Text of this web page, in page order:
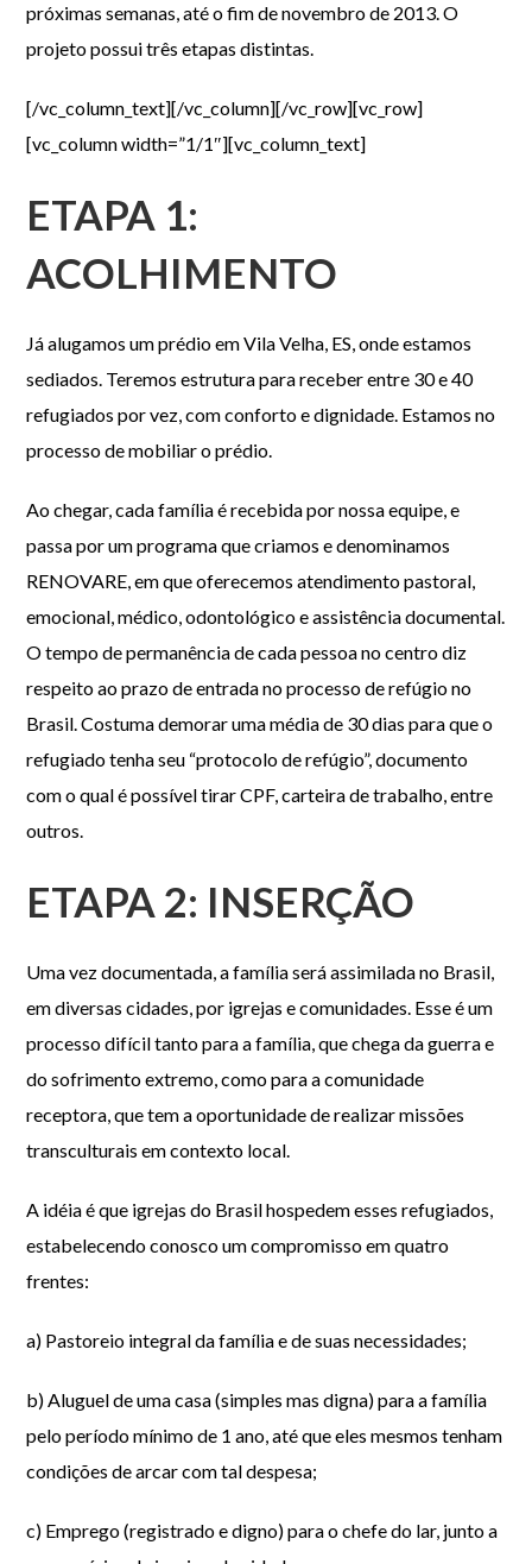
próximas semanas, até o fim de novembro de 2013. O
projeto possui três etapas distintas.
[/vc_column_text][/vc_column][/vc_row][vc_row]
[vc_column width=”1/1″][vc_column_text]
ETAPA 1:
ACOLHIMENTO
Já alugamos um prédio em Vila Velha, ES, onde estamos
sediados. Teremos estrutura para receber entre 30 e 40
refugiados por vez, com conforto e dignidade. Estamos no
processo de mobiliar o prédio.
Ao chegar, cada família é recebida por nossa equipe, e
passa por um programa que criamos e denominamos
RENOVARE, em que oferecemos atendimento pastoral,
emocional, médico, odontológico e assistência documental.
O tempo de permanência de cada pessoa no centro diz
respeito ao prazo de entrada no processo de refúgio no
Brasil. Costuma demorar uma média de 30 dias para que o
refugiado tenha seu “protocolo de refúgio”, documento
com o qual é possível tirar CPF, carteira de trabalho, entre
outros.
ETAPA 2: INSERÇÃO
Uma vez documentada, a família será assimilada no Brasil,
em diversas cidades, por igrejas e comunidades. Esse é um
processo difícil tanto para a família, que chega da guerra e
do sofrimento extremo, como para a comunidade
receptora, que tem a oportunidade de realizar missões
transculturais em contexto local.
A idéia é que igrejas do Brasil hospedem esses refugiados,
estabelecendo conosco um compromisso em quatro
frentes:
a) Pastoreio integral da família e de suas necessidades;
b) Aluguel de uma casa (simples mas digna) para a família
pelo período mínimo de 1 ano, até que eles mesmos tenham
condições de arcar com tal despesa;
c) Emprego (registrado e digno) para o chefe do lar, junto a